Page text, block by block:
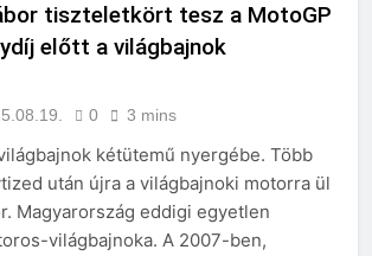
tiszteletkört tesz a MotoGP
előtt a világbajnok
0 3 mins
kétütemű nyergébe. Több
után újra a világbajnoki motorra ül
Magyarország eddigi egyetlen
világbajnoka. A 2007-ben,